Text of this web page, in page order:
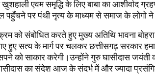
एवम समृद्धि के लिए बाबा का आशीर्वाद
पहुँचने पर पंथी नृत्य के माध्यम से समाज के लोगो ने
को संबोधित करते हुए मुख्य अतिथि भावना
हुए सत्य के मार्ग पर चलकर छत्तीसगढ़ सरकार
को साकार करेगी।उन्होंने गुरु घासीदास जयंती
का संदेश आज के संदर्भ में और ज्यादा